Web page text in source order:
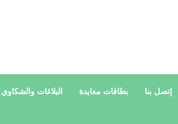
إتصل بنا بطاقات معايدة البلاغات والشكاوي